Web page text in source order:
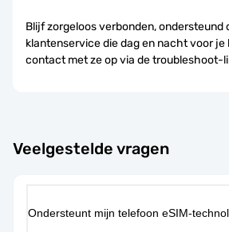
Blijf zorgeloos verbonden, ondersteund
klantenservice die dag en nacht voor je
contact met ze op via de troubleshoot-
Veelgestelde vragen
Ondersteunt mijn telefoon eSIM-